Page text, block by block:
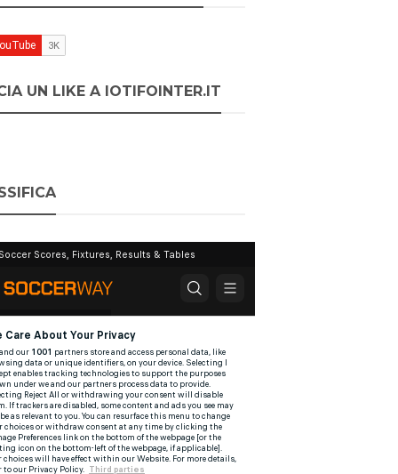
UN LIKE A IOTIFOINTER.IT